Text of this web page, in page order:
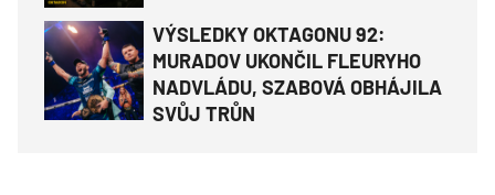
VÝSLEDKY OKTAGONU 92:
MURADOV UKONČIL FLEURYHO
NADVLÁDU, SZABOVÁ OBHÁJILA
SVŮJ TRŮN